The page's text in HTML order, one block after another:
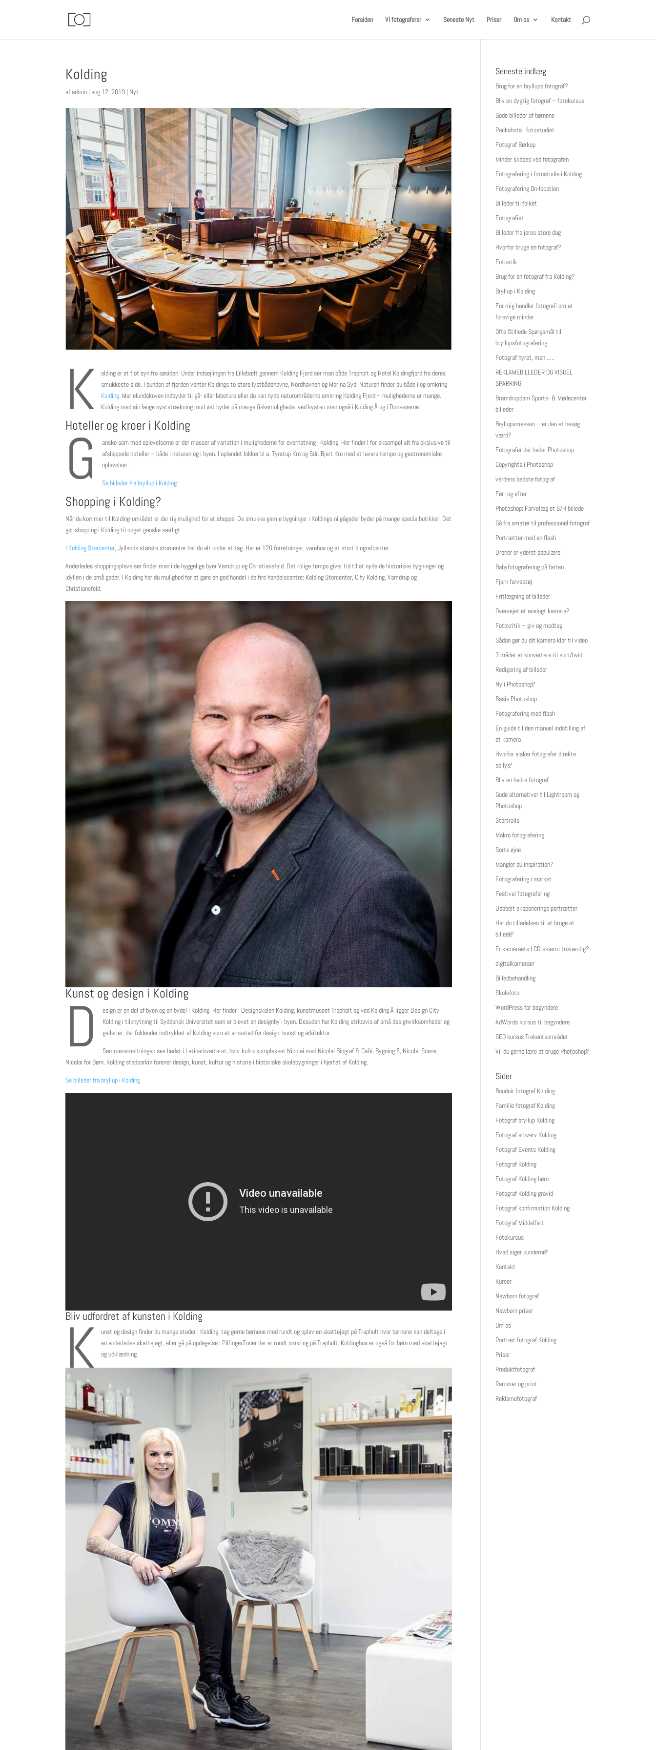
Forsiden Vi fotograferer Seneste Nyt Priser Om os Kontakt
Kolding
af admin | aug 12, 2019 | Nyt
K
olding er et flot syn fra søsiden. Under indsejlingen fra Lillebælt gennem Kolding Fjord ser man både Trapholt og Hotel Koldingfjord fra deres
smukkeste side. I bunden af fjorden venter Koldings to store lystbådehavne, Nordhavnen og Marina Syd. Naturen finder du både i og omkring
Kolding. Marielundskoven indbyder til gå- eller løbeture eller du kan nyde naturområderne omkring Kolding Fjord – mulighederne er mange.
Kolding med sin lange kyststrækning mod øst byder på mange fiskemuligheder ved kysten men også i Kolding Å og i Donssøerne.
Hoteller og kroer i Kolding
G
anske som med oplevelserne er der masser af variation i mulighederne for overnatning i Kolding. Her finder I for eksempel alt fra ekslusive til
afslappede hoteller – både i naturen og i byen. I oplandet lokker bl.a. Tyrstup Kro og Sdr. Bjert Kro med et lavere tempo og gastronomiske
oplevelser.
Se billeder fra bryllup i Kolding
Shopping i Kolding?
Når du kommer til Kolding-området er der rig mulighed for at shoppe. De smukke gamle bygninger i Koldings ni gågader byder på mange specialbutikker. Det
gør shopping i Kolding til noget ganske særligt.
I Kolding Storcenter, Jyllands største storcenter har du alt under et tag. Her er 120 forretninger, varehus og et stort biografcenter.
Anderledes shoppingoplevelser finder man i de hyggelige byer Vamdrup og Christiansfeld. Det rolige tempo giver tid til at nyde de historiske bygninger og
idyllen i de små gader. I Kolding har du mulighed for at gøre en god handel i de fire handelscentre: Kolding Storcenter, City Kolding, Vamdrup og
Christiansfeld.
Kunst og design i Kolding
D
esign er en del af byen og en bydel i Kolding. Her finder I Designskolen Kolding, kunstmuseet Trapholt og ved Kolding Å ligger Design City
Kolding i tilknytning til Syddansk Universitet som er blevet en designby i byen. Desuden har Kolding stribevis af små designvirksomheder og
gallerier, der fuldender indtrykket af Kolding som et arnested for design, kunst og arkitektur.
Sammensmeltningen ses bedst i Latinerkvarteret, hvor kulturkomplekset Nicolai med Nicolai Biograf & Café, Bygning 5, Nicolai Scene,
Nicolai for Børn, Kolding stadsarkiv forener design, kunst, kultur og historie i historiske skolebygninger i hjertet af Kolding.
Se billeder fra bryllup i Kolding
Bliv udfordret af kunsten i Kolding
K
unst og design finder du mange steder i Kolding, tag gerne børnene med rundt og oplev en skattejagt på Trapholt hvor børnene kan deltage i
en anderledes skattejagt, eller gå på opdagelse i PilfingerZoner der er rundt omkring på Trapholt. Koldinghus er også for børn med skattejagt
og udklædning.
Seneste indlæg
Brug for en bryllups fotograf?
Bliv en dygtig fotograf – fotokursus
Gode billeder af børnene
Packshots i fotostudiet
Fotograf Børkop
Minder skabes ved fotografen
Fotografering i fotostudie i Kolding
Fotografering On-location
Billeder til folket
Fotografiet
Billeder fra jeres store dag
Hvorfor bruge en fotograf?
Fotoetik
Brug for en fotograf fra Kolding?
Bryllup i Kolding
For mig handler fotografi om at
forevige minder
Ofte Stillede Spørgsmål til
bryllupsfotografering
Fotograf hyret, men …..
REKLAMEBILLEDER OG VISUEL
SPARRING
Bramdrupdam Sports- & Mødecenter
billeder
Bryllupsmessen – er den et besøg
værd?
Fotografer der hader Photoshop
Copyrights i Photoshop
verdens bedste fotograf
Før- og efter
Photoshop: Farvelæg et S/H billede
Gå fra amatør til professionel fotograf
Portrætter med en flash
Droner er yderst populære
Babyfotografering på farten
Fjern farvestøj
Fritlægning af billeder
Overvejet et analogt kamera?
Fotokritik – giv og modtag
Sådan gør du dit kamera klar til video
3 måder at konvertere til sort/hvid
Redigering af billeder
Ny i Photoshop?
Basis Photoshop
Fotografering med flash
En guide til den manuel indstilling af
et kamera
Hvorfor elsker fotografer direkte
sollys?
Bliv en bedre fotograf
Gode alternativer til Lightroom og
Photoshop
Startrails
Makro fotografering
Sorte øjne
Mangler du inspiration?
Fotografering i mørket
Festival fotografering
Dobbelt eksponerings portrætter
Har du tilladelsen til at bruge et
billede?
Er kameraets LCD skærm troværdig?
digitalkameraer
Billedbehandling
Skolefoto
WordPress for begyndere
AdWords kursus til begyndere
SEO kursus Trekantsområdet
Vil du gerne lære at bruge Photoshop?
Sider
Boudoir fotograf Kolding
Familie fotograf Kolding
Fotograf bryllup Kolding
Fotograf erhverv Kolding
Fotograf Events Kolding
Fotograf Kolding
Fotograf Kolding børn
Fotograf Kolding gravid
Fotograf konfirmation Kolding
Fotograf Middelfart
Fotokursus
Hvad siger kunderne?
Kontakt
Kurser
Newborn fotograf
Newborn priser
Om os
Portræt fotograf Kolding
Priser
Produktfotograf
Rammer og print
Reklamefotograf